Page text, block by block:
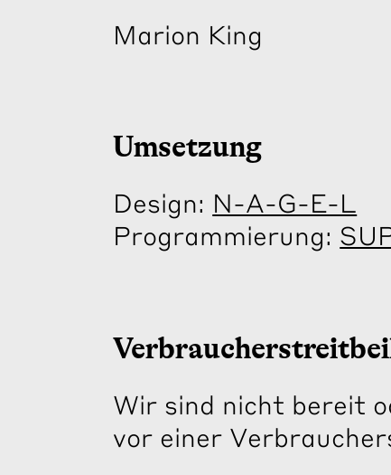
Marion King
Umsetzung
Design: N-A-G-E-L
Programmierung:
Wir sind nicht bereit
vor einer